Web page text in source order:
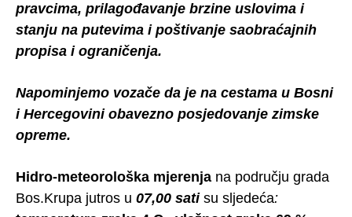
pravcima, prilagođavanje brzine uslovima i
stanju na putevima i poštivanje saobraćajnih
propisa i ograničenja.
Napominjemo vozače da je na cestama u Bosni
i Hercegovini obavezno posjedovanje zimske
opreme.
Hidro-meteorološka mjerenja na području grada
Bos.Krupa jutros u 07,00 sati su sljedeća: